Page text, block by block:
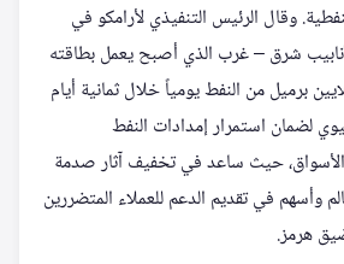
وقال الرئيس التنفيذي لأرامكو في
شرق – غرب الذي أصبح يعمل بطاقته
برميل من النفط يومياً خلال ثمانية أيام
لضمان استمرار إمدادات النفط
الأسواق، حيث ساعد في تخفيف آثار صدمة
وأسهم في تقديم الدعم للعملاء المتضررين
هرمز.